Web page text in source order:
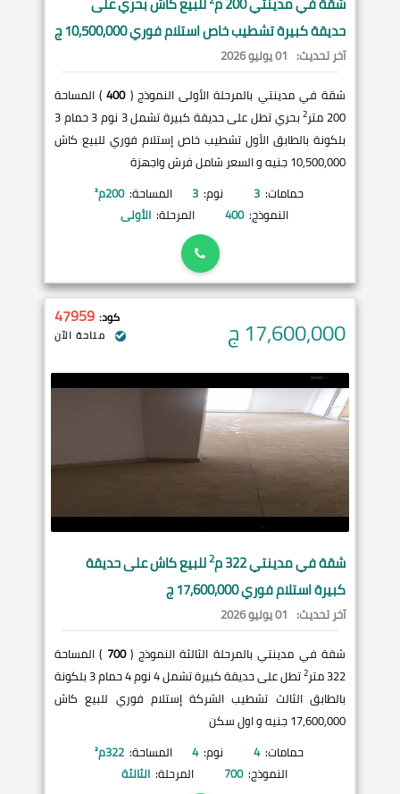
حديقة كبيرة تشطيب خاص استلام فوري 10,500,000 ج
آخر تحديث: 01 يوليو 2026
شقة في مدينتي بالمرحلة الأولى النموذج (400) المساحة
200 متر
2
بحري تطل على حديقة كبيرة تشمل 3 نوم 3 حمام 3
بلكونة بالطابق الأول تشطيب خاص إستلام فوري للبيع كاش
10,500,000 جنيه و السعر شامل فرش واجهزة
حمامات: 3 نوم: 3 المساحة: 200م²
النموذج: 400 المرحلة: الأولى
17,600,000ج كود: 47959
متاحة الآن
شقة فيمدينتي 2للبيع كاش على حديقة
كبيرة استلام فوري 17,600,000 ج
آخر تحديث: 01 يوليو 2026
شقة في مدينتي بالمرحلة الثالثة النموذج (700 ) المساحة
322 متر
2
تطل على حديقة كبيرة تشمل 4 نوم 4 حمام 3 بلكونة
بالطابق الثالث تشطيب الشركة إستلام فوري للبيع كاش
17,600,000 جنيه و اول سكن
حمامات: 4 نوم: 4 المساحة: 322م²
النموذج: 700 المرحلة: الثالثة